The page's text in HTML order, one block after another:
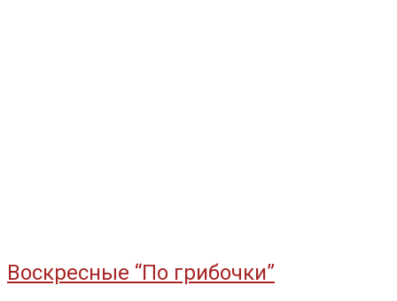
Воскресные “По грибочки”